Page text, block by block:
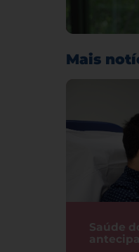
Mais
Saúde